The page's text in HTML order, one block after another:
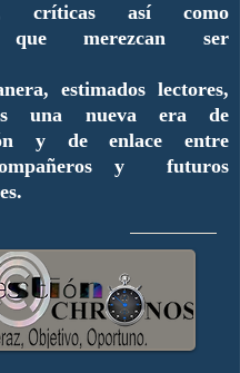
críticas así como
que merezcan ser
estimados lectores,
una nueva era de
y de enlace entre
y futuros